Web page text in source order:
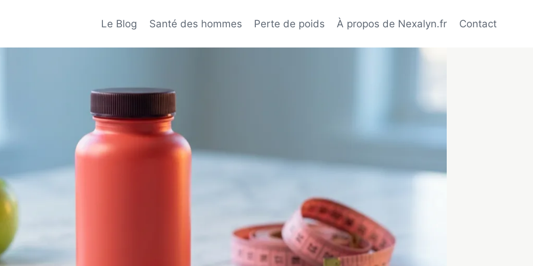
Le Blog Santé des hommes Perte de poids À propos de Nexalyn.fr Contact